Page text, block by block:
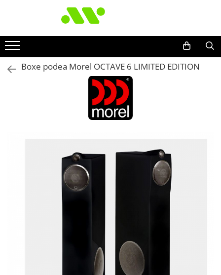
Boxe podea Morel OCTAVE 6 LIMITED EDITION